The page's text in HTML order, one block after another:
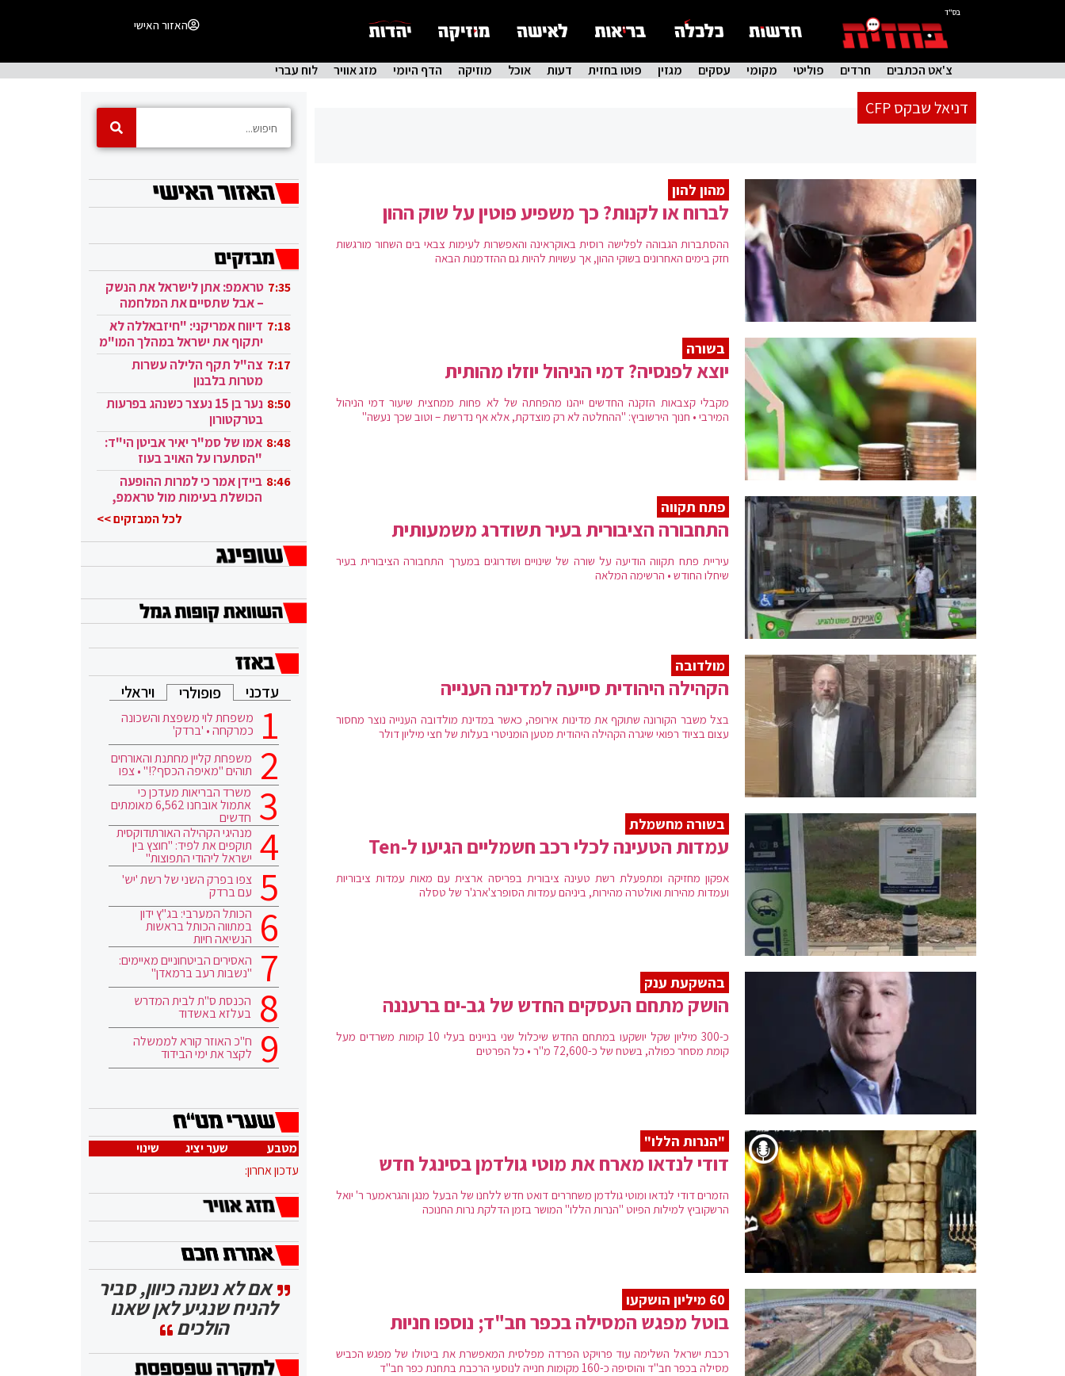
בס"ד
האזור האישי
צ'אט הכתבים חרדים פוליטי מקומי עסקים מגזין פוטו בחזית דעות אוכל מוזיקה הדף היומי מזג אוויר לוח עברי
דניאל שבקס CFP
מהון להון
לברוח או לקנות? כך משפיע פוטין על שוק ההון
ההסתברות הגבוהה לפלישה רוסית באוקראינה והאפשרות לעימות צבאי בים השחור מורגשות
חזק בימים האחרונים בשוקי ההון, אך עשויות להיות גם ההזדמנות הבאה
בשורה
יוצא לפנסיה? דמי הניהול יוזלו מהותית
מקבלי קצבאות הזקנה החדשים ייהנו מהפחתה של לא פחות ממחצית שיעור דמי הניהול
המירבי • חנוך הירשוביץ: "ההחלטה לא רק מוצדקת, אלא אף נדרשת – וטוב שכך נעשה"
פתח תקווה
התחבורה הציבורית בעיר תשודרג משמעותית
עיריית פתח תקווה הודיעה על שורה של שינויים ושדרוגים במערך התחבורה הציבורית בעיר
שיחלו החודש • הרשימה המלאה
מולדובה
הקהילה היהודית סייעה למדינה הענייה
בצל משבר הקורונה שתוקף את מדינות אירופה, כאשר במדינת מולדובה הענייה נוצר מחסור
עצום בציוד רפואי שיגרה הקהילה היהודית מטען הומניטרי בעלות של חצי מיליון דולר
בשורה מחשמלת
עמדות הטעינה לכלי רכב חשמליים הגיעו ל-Ten
אפקון מחזיקה ומתפעלת רשת טעינה ציבורית בפריסה ארצית עם מאות עמדות ציבוריות
ועמדות מהירות ואולטרה מהירות, ביניהם עמדות הסופרצ'ארג'ר של טסלה
בהשקעת ענק
הושק מתחם העסקים החדש של גב-ים ברעננה
כ-300 מיליון שקל יושקעו במתחם החדש שיכלול שני בניינים בעלי 10 קומות משרדים מעל
קומת מסחר כפולה, בשטח של כ-72,600 מ"ר • כל הפרטים
"הנרות הללו"
דודי לנדאו מארח את מוטי גולדמן בסינגל חדש
הזמרים דודי לנדאו ומוטי גולדמן משחררים דואט חדש ללחנו של הבעל מנגן והגראמער ר' יואל
הרשקוביץ למילות הפיוט "הנרות הללו" המושר בזמן הדלקת נרות החנוכה
60 מיליון הושקעו
בוטל מפגש המסילה בכפר חב"ד; נוספו חניות
רכבת ישראל השלימה עוד פרויקט הפרדה מפלסית המאפשרת את ביטולו של מפגש הכביש
מסילה בכפר חב"ד והוסיפה כ-160 מקומות חנייה לנוסעי הרכבת בתחנת כפר חב"ד
7:35 טראמפ: אתן לישראל את הנשק
– אבל שתסיים את המלחמה
בעזה 7:18 דיווח אמריקני: "חיזבאללה לא
יתקוף את ישראל במהלך המו"מ
בקטאר" 7:17 צה"ל תקף הלילה עשרות
מטרות בלבנון
8:50
נער בן 15 נעצר כשנהג בפרעות
בטרקטורון
8:48 אמו של סמ"ר יאיר אביטן הי"ד:
"הסתערו על האויב בעוז
ובגבורה" 8:46 ביידן אמר כי למרות ההופעה
הכושלת בעימות מול טראמפ,
לכל המבזקים >>
עדכני פופולרי ויראלי
משפחת לוי משפצת והשכונה
כמרקחה • 'ברדק'
משפחת קליין מחתנת והאורחים
תוהים "מאיפה הכסף?!" • צפו
משרד הבריאות מעדכן כי
אתמול אובחנו 6,562 מאומתים
חדשים
מנהיגי הקהילה האורתודוקסית
תוקפים את לפיד: "חוצץ בין
ישראל ליהודי התפוצות"
צפו בפרק השני של רשת 'יש'
עם ברדק
הכותל המערבי: בג"ץ ידון
במתווה הכותל בראשות
הנשיאה חיות
האסירים הביטחוניים מאיימים:
"נשבות רעב ברמאדן"
הכנסת ס"ת לבית המדרש
בעלזא באשדוד
ח"כ האוזר קורא לממשלה
לקצר את ימי הבידוד
מטבע שער יציג
שינוי
עדכון אחרון:
אם לא נשנה כיוון, סביר
להניח שנגיע לאן שאנו
הולכים